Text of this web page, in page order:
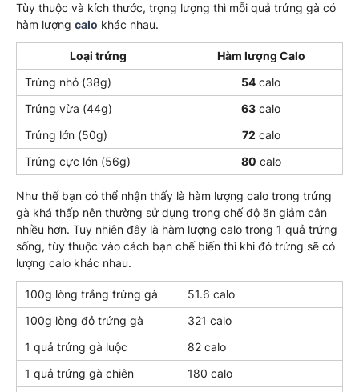
Tùy thuộc và kích thước, trọng lượng thì mỗi quả trứng gà có
hàm lượng calo khác nhau.
Loại trứng
Hàm lượng Calo
Trứng nhỏ (38g)
54 calo
Trứng vừa (44g)
63 calo
Trứng lớn (50g)
72 calo
Trứng cực lớn (56g)
80 calo
Như thế bạn có thể nhận thấy là hàm lượng calo trong trứng
gà khá thấp nên thường sử dụng trong chế độ ăn giảm cân
nhiều hơn. Tuy nhiên đây là hàm lượng calo trong 1 quả trứng
sống, tùy thuộc vào cách bạn chế biến thì khi đó trứng sẽ có
lượng calo khác nhau.
100g lòng trắng trứng gà
51.6 calo
100g lòng đỏ trứng gà
321 calo
1 quả trứng gà luộc
82 calo
1 quả trứng gà chiên
180 calo